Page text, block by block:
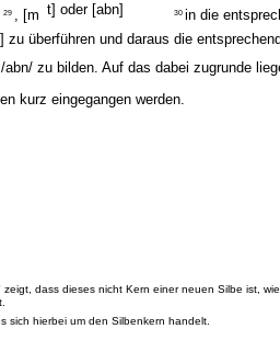
29 , [m t] oder [abn] 30 in die
zu überführen und daraus die
zu bilden. Auf das dabei zugrunde
kurz eingegangen werden.
dass dieses nicht Kern einer neuen Silbe ist,
sich hierbei um den Silbenkern handelt.